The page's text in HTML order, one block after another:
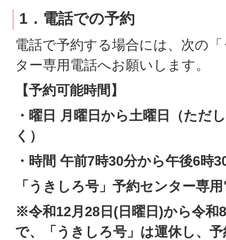
1．電話での予約
電話で予約する場合には、次の
ター専用電話へお願いします。
【予約可能時間】
・曜日 月曜日から土曜日（ただ
く）
・時間 午前7時30分から午後6時
「うきしろ号」予約センター専
※令和12月28日(日曜日)から令和
で、「うきしろ号」は運休し、